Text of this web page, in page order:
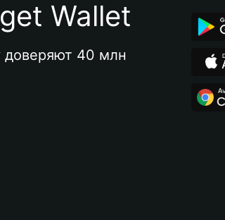
Wallet
доверяют 40 млн